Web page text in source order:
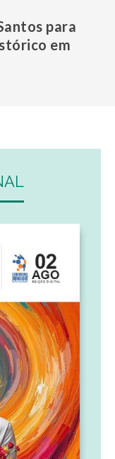
para
em